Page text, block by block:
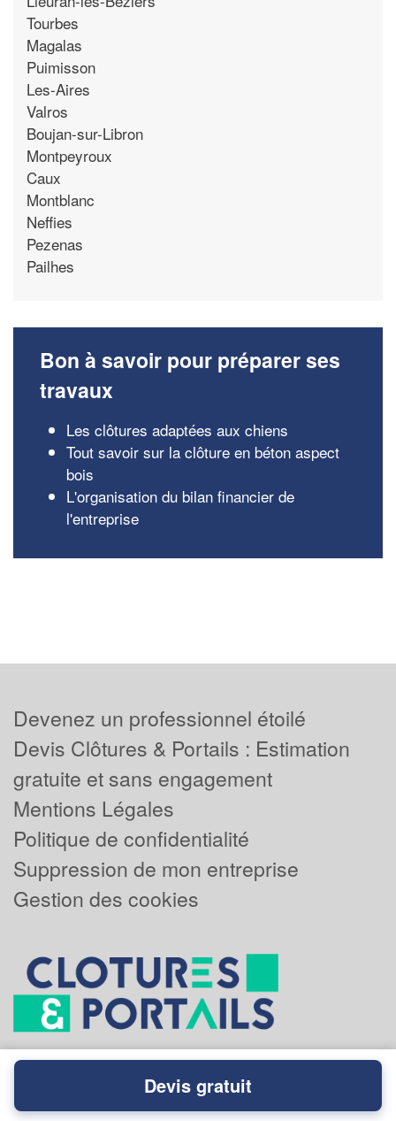
Tourbes
Magalas
Puimisson
Les-Aires
Valros
Boujan-sur-Libron
Montpeyroux
Caux
Montblanc
Neffies
Pezenas
Pailhes
Bon à savoir pour préparer ses
travaux
Les clôtures adaptées aux chiens
Tout savoir sur la clôture en béton aspect
bois
L'organisation du bilan financier de
l'entreprise
Devenez un professionnel étoilé
Devis Clôtures & Portails : Estimation
gratuite et sans engagement
Mentions Légales
Politique de confidentialité
Suppression de mon entreprise
Gestion des cookies
Powered byPlus que pro
Devis gratuit